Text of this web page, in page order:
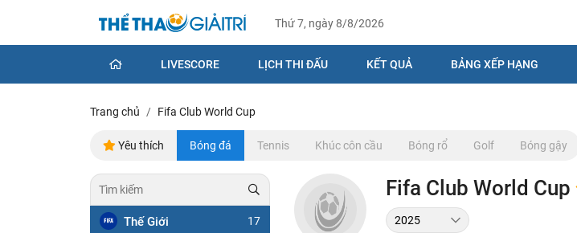
Thứ 7, ngày 8/8/2026
LIVESCORE LỊCH THI ĐẤU KẾT QUẢ BẢNG XẾP HẠNG
Trang chủ Fifa Club World Cup
Yêu thích Bóng đá Tennis Khúc côn cầu Bóng rổ Golf Bóng gậy
Thế Giới 17
Fifa Club World Cup